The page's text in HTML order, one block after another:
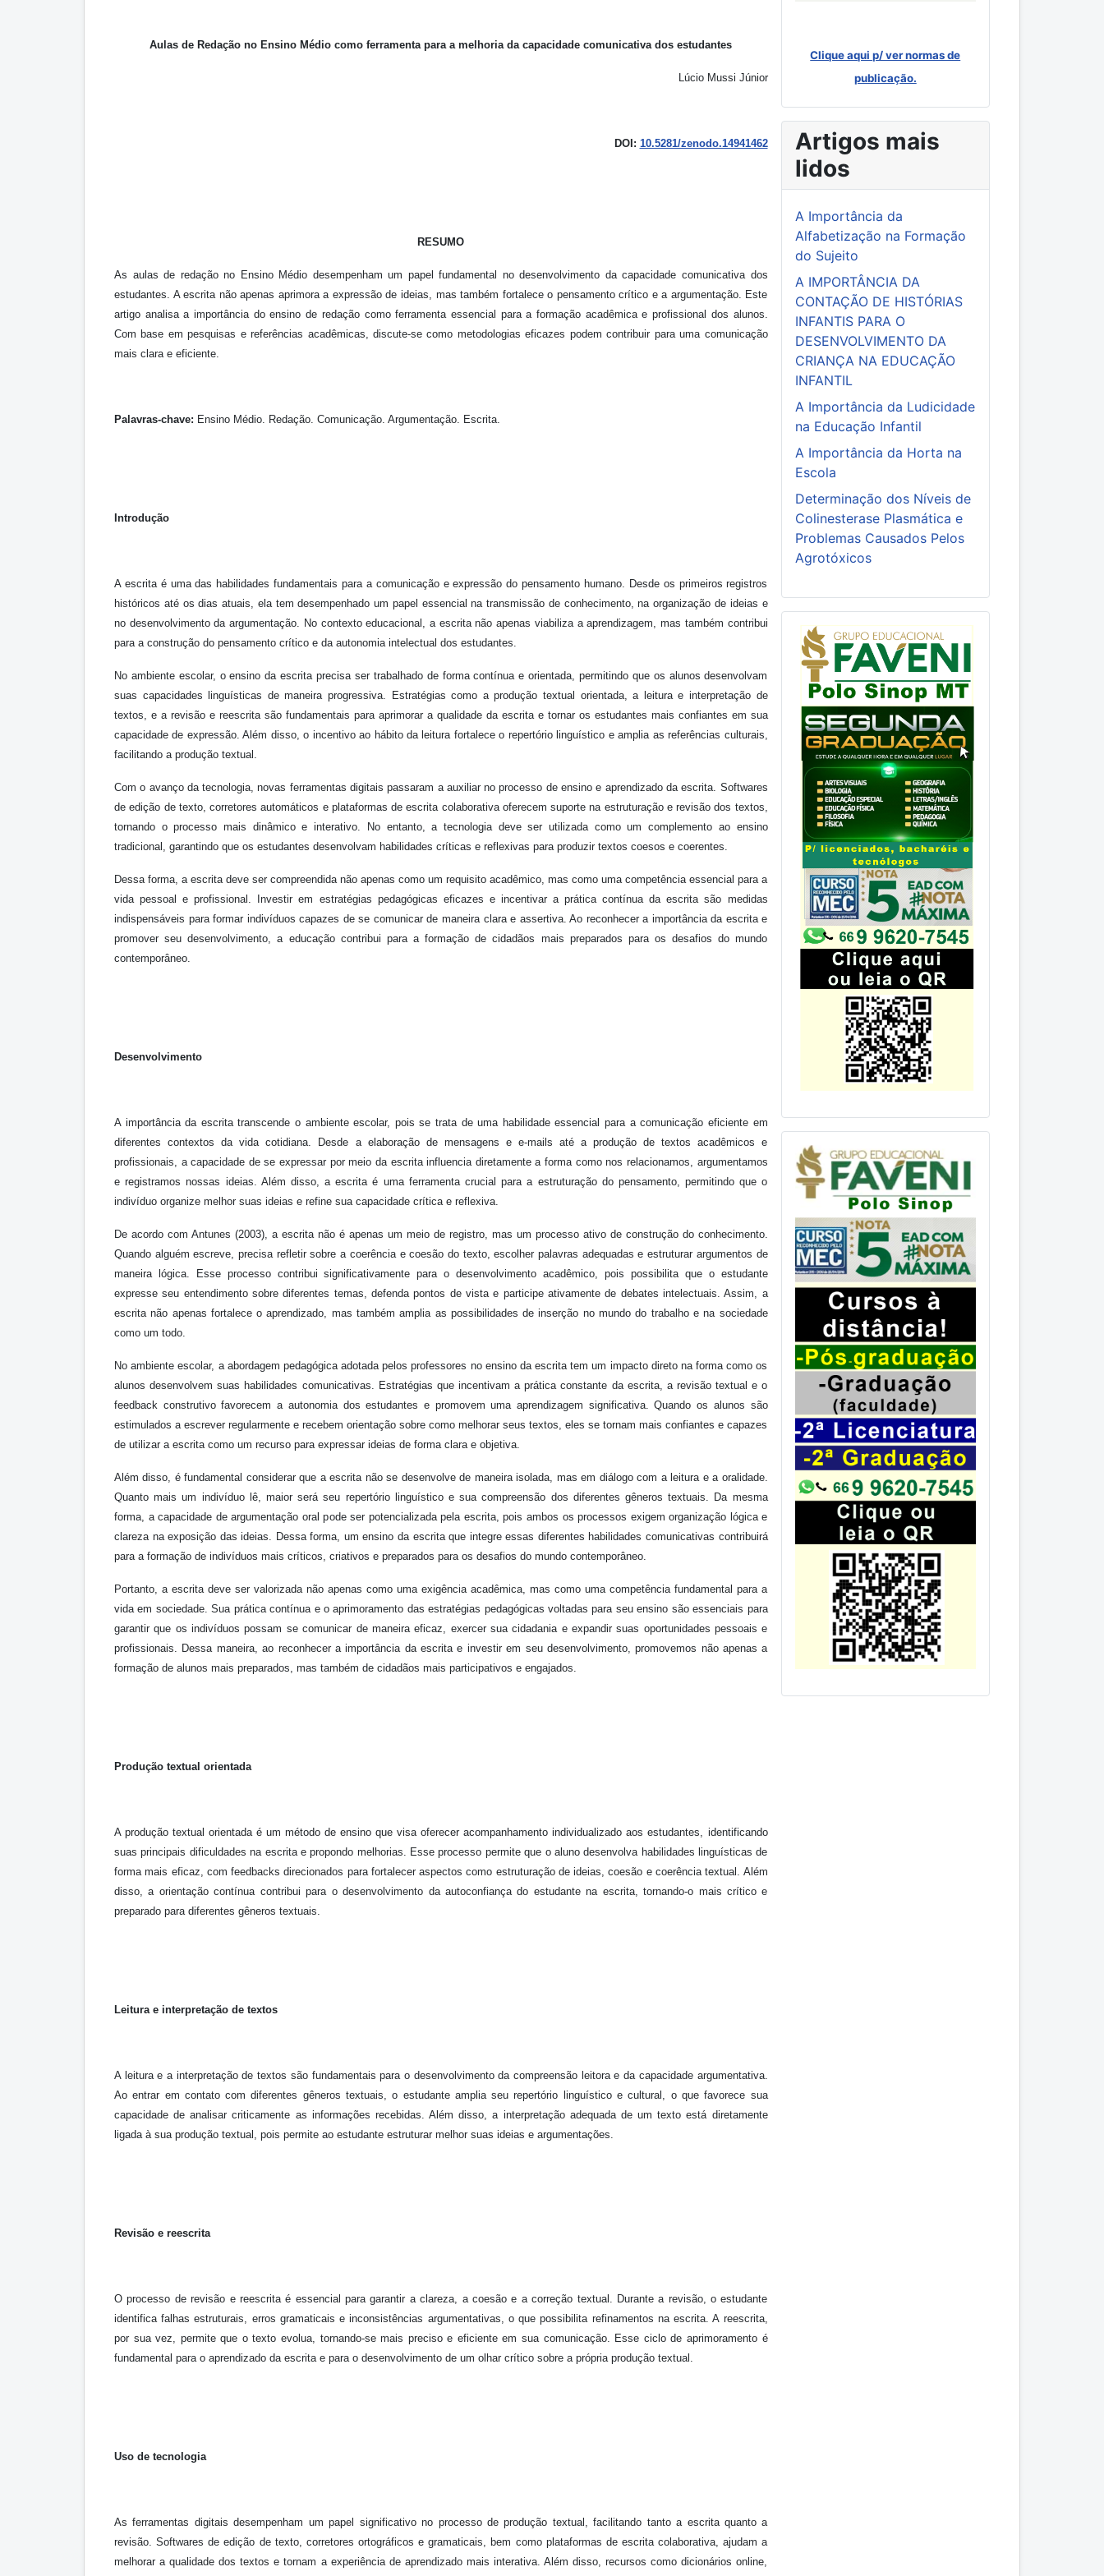
Aulas de Redação no Ensino Médio como ferramenta para a melhoria da capacidade comunicativa dos estudantes
Lúcio Mussi Júnior
DOI: 10.5281/zenodo.14941462
RESUMO
As aulas de redação no Ensino Médio desempenham um papel fundamental no desenvolvimento da capacidade comunicativa dos
estudantes. A escrita não apenas aprimora a expressão de ideias, mas também fortalece o pensamento crítico e a argumentação. Este
artigo analisa a importância do ensino de redação como ferramenta essencial para a formação acadêmica e profissional dos alunos.
Com base em pesquisas e referências acadêmicas, discute-se como metodologias eficazes podem contribuir para uma comunicação
mais clara e eficiente.
Palavras-chave: Ensino Médio. Redação. Comunicação. Argumentação. Escrita.
Introdução
A escrita é uma das habilidades fundamentais para a comunicação e expressão do pensamento humano. Desde os primeiros registros
históricos até os dias atuais, ela tem desempenhado um papel essencial na transmissão de conhecimento, na organização de ideias e
no desenvolvimento da argumentação. No contexto educacional, a escrita não apenas viabiliza a aprendizagem, mas também contribui
para a construção do pensamento crítico e da autonomia intelectual dos estudantes.
No ambiente escolar, o ensino da escrita precisa ser trabalhado de forma contínua e orientada, permitindo que os alunos desenvolvam
suas capacidades linguísticas de maneira progressiva. Estratégias como a produção textual orientada, a leitura e interpretação de
textos, e a revisão e reescrita são fundamentais para aprimorar a qualidade da escrita e tornar os estudantes mais confiantes em sua
capacidade de expressão. Além disso, o incentivo ao hábito da leitura fortalece o repertório linguístico e amplia as referências culturais,
facilitando a produção textual.
Com o avanço da tecnologia, novas ferramentas digitais passaram a auxiliar no processo de ensino e aprendizado da escrita. Softwares
de edição de texto, corretores automáticos e plataformas de escrita colaborativa oferecem suporte na estruturação e revisão dos textos,
tornando o processo mais dinâmico e interativo. No entanto, a tecnologia deve ser utilizada como um complemento ao ensino
tradicional, garantindo que os estudantes desenvolvam habilidades críticas e reflexivas para produzir textos coesos e coerentes.
Dessa forma, a escrita deve ser compreendida não apenas como um requisito acadêmico, mas como uma competência essencial para a
vida pessoal e profissional. Investir em estratégias pedagógicas eficazes e incentivar a prática contínua da escrita são medidas
indispensáveis para formar indivíduos capazes de se comunicar de maneira clara e assertiva. Ao reconhecer a importância da escrita e
promover seu desenvolvimento, a educação contribui para a formação de cidadãos mais preparados para os desafios do mundo
contemporâneo.
Desenvolvimento
A importância da escrita transcende o ambiente escolar, pois se trata de uma habilidade essencial para a comunicação eficiente em
diferentes contextos da vida cotidiana. Desde a elaboração de mensagens e e-mails até a produção de textos acadêmicos e
profissionais, a capacidade de se expressar por meio da escrita influencia diretamente a forma como nos relacionamos, argumentamos
e registramos nossas ideias. Além disso, a escrita é uma ferramenta crucial para a estruturação do pensamento, permitindo que o
indivíduo organize melhor suas ideias e refine sua capacidade crítica e reflexiva.
De acordo com Antunes (2003), a escrita não é apenas um meio de registro, mas um processo ativo de construção do conhecimento.
Quando alguém escreve, precisa refletir sobre a coerência e coesão do texto, escolher palavras adequadas e estruturar argumentos de
maneira lógica. Esse processo contribui significativamente para o desenvolvimento acadêmico, pois possibilita que o estudante
expresse seu entendimento sobre diferentes temas, defenda pontos de vista e participe ativamente de debates intelectuais. Assim, a
escrita não apenas fortalece o aprendizado, mas também amplia as possibilidades de inserção no mundo do trabalho e na sociedade
como um todo.
No ambiente escolar, a abordagem pedagógica adotada pelos professores no ensino da escrita tem um impacto direto na forma como os
alunos desenvolvem suas habilidades comunicativas. Estratégias que incentivam a prática constante da escrita, a revisão textual e o
feedback construtivo favorecem a autonomia dos estudantes e promovem uma aprendizagem significativa. Quando os alunos são
estimulados a escrever regularmente e recebem orientação sobre como melhorar seus textos, eles se tornam mais confiantes e capazes
de utilizar a escrita como um recurso para expressar ideias de forma clara e objetiva.
Além disso, é fundamental considerar que a escrita não se desenvolve de maneira isolada, mas em diálogo com a leitura e a oralidade.
Quanto mais um indivíduo lê, maior será seu repertório linguístico e sua compreensão dos diferentes gêneros textuais. Da mesma
forma, a capacidade de argumentação oral pode ser potencializada pela escrita, pois ambos os processos exigem organização lógica e
clareza na exposição das ideias. Dessa forma, um ensino da escrita que integre essas diferentes habilidades comunicativas contribuirá
para a formação de indivíduos mais críticos, criativos e preparados para os desafios do mundo contemporâneo.
Portanto, a escrita deve ser valorizada não apenas como uma exigência acadêmica, mas como uma competência fundamental para a
vida em sociedade. Sua prática contínua e o aprimoramento das estratégias pedagógicas voltadas para seu ensino são essenciais para
garantir que os indivíduos possam se comunicar de maneira eficaz, exercer sua cidadania e expandir suas oportunidades pessoais e
profissionais. Dessa maneira, ao reconhecer a importância da escrita e investir em seu desenvolvimento, promovemos não apenas a
formação de alunos mais preparados, mas também de cidadãos mais participativos e engajados.
Produção textual orientada
A produção textual orientada é um método de ensino que visa oferecer acompanhamento individualizado aos estudantes, identificando
suas principais dificuldades na escrita e propondo melhorias. Esse processo permite que o aluno desenvolva habilidades linguísticas de
forma mais eficaz, com feedbacks direcionados para fortalecer aspectos como estruturação de ideias, coesão e coerência textual. Além
disso, a orientação contínua contribui para o desenvolvimento da autoconfiança do estudante na escrita, tornando-o mais crítico e
preparado para diferentes gêneros textuais.
Leitura e interpretação de textos
A leitura e a interpretação de textos são fundamentais para o desenvolvimento da compreensão leitora e da capacidade argumentativa.
Ao entrar em contato com diferentes gêneros textuais, o estudante amplia seu repertório linguístico e cultural, o que favorece sua
capacidade de analisar criticamente as informações recebidas. Além disso, a interpretação adequada de um texto está diretamente
ligada à sua produção textual, pois permite ao estudante estruturar melhor suas ideias e argumentações.
Revisão e reescrita
O processo de revisão e reescrita é essencial para garantir a clareza, a coesão e a correção textual. Durante a revisão, o estudante
identifica falhas estruturais, erros gramaticais e inconsistências argumentativas, o que possibilita refinamentos na escrita. A reescrita,
por sua vez, permite que o texto evolua, tornando-se mais preciso e eficiente em sua comunicação. Esse ciclo de aprimoramento é
fundamental para o aprendizado da escrita e para o desenvolvimento de um olhar crítico sobre a própria produção textual.
Uso de tecnologia
As ferramentas digitais desempenham um papel significativo no processo de produção textual, facilitando tanto a escrita quanto a
revisão. Softwares de edição de texto, corretores ortográficos e gramaticais, bem como plataformas de escrita colaborativa, ajudam a
melhorar a qualidade dos textos e tornam a experiência de aprendizado mais interativa. Além disso, recursos como dicionários online,
Clique aqui p/ ver normas de
publicação.
Artigos mais
lidos
A Importância da
Alfabetização na Formação
do Sujeito
A IMPORTÂNCIA DA
CONTAÇÃO DE HISTÓRIAS
INFANTIS PARA O
DESENVOLVIMENTO DA
CRIANÇA NA EDUCAÇÃO
INFANTIL
A Importância da Ludicidade
na Educação Infantil
A Importância da Horta na
Escola
Determinação dos Níveis de
Colinesterase Plasmática e
Problemas Causados Pelos
Agrotóxicos